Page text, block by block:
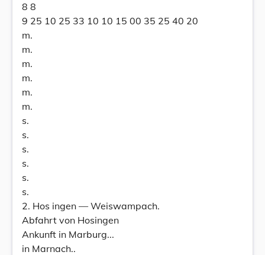
8 8
9 25 10 25 33 10 10 15 00 35 25 40 20
m.
m.
m.
m.
m.
m.
s.
s.
s.
s.
s.
s.
2. Hos ingen — Weiswampach.
Abfahrt von Hosingen
Ankunft in Marburg...
in Marnach..